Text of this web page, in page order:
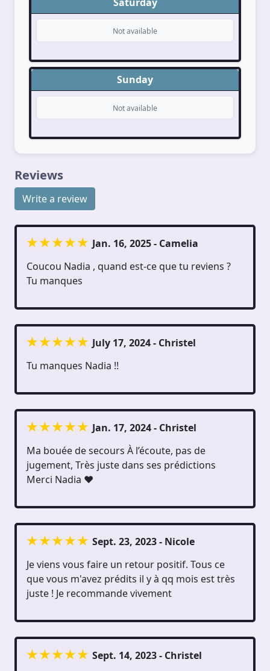
Not available
Sunday
Not available
Reviews
Write a review
Jan. 16, 2025 - Camelia
Coucou Nadia , quand est-ce que tu reviens ?
Tu manques
July 17, 2024 - Christel
Tu manques Nadia !!
Jan. 17, 2024 - Christel
Ma bouée de secours À l’écoute, pas de
jugement, Très juste dans ses prédictions
Merci Nadia ❤️
Sept. 23, 2023 - Nicole
Je viens vous faire un retour positif. Tous ce
que vous m'avez prédits il y à qq mois est très
juste ! Je recommande vivement
Sept. 14, 2023 - Christel